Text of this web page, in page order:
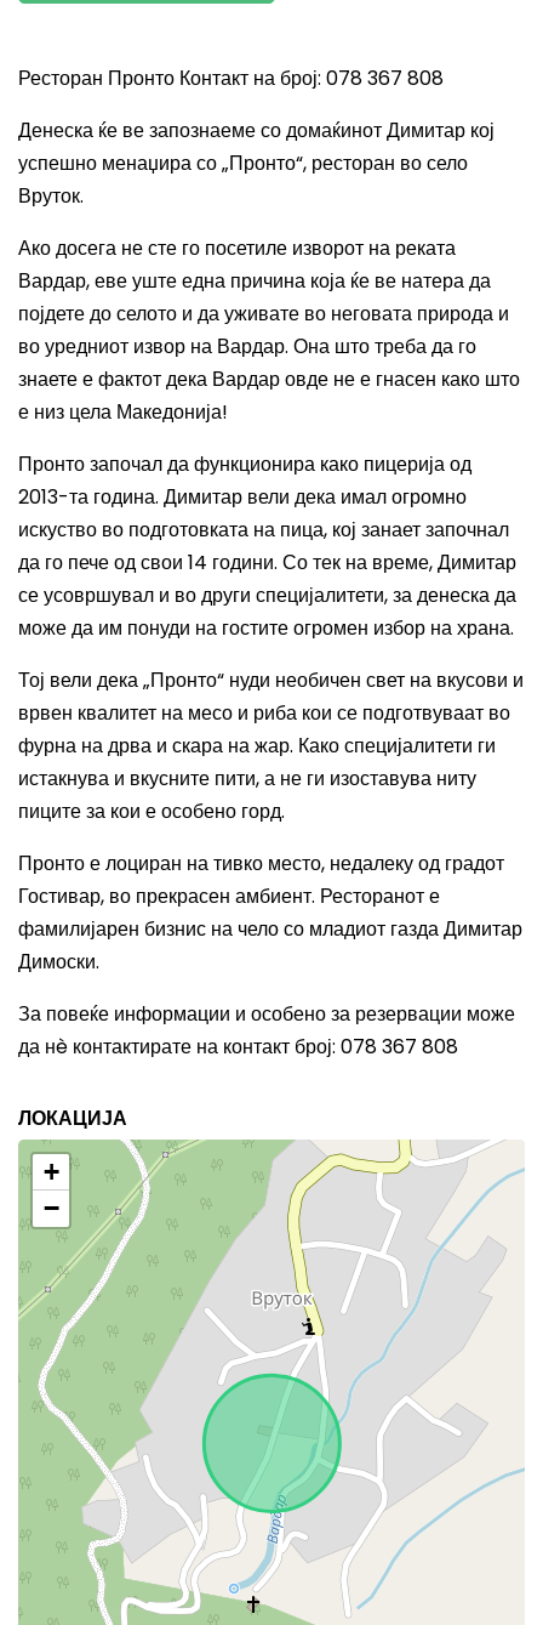
Ресторан Пронто Контакт на број: 078 367 808
Денеска ќе ве запознаеме со домаќинот Димитар кој
успешно менаџира со „Пронто“, ресторан во село
Вруток.
Ако досега не сте го посетиле изворот на реката
Вардар, еве уште една причина која ќе ве натера да
појдете до селото и да уживате во неговата природа и
во уредниот извор на Вардар. Она што треба да го
знаете е фактот дека Вардар овде не е гнасен како што
е низ цела Македонија!
Пронто започал да функционира како пицерија од
2013-та година. Димитар вели дека имал огромно
искуство во подготовката на пица, кој занает започнал
да го пече од свои 14 години. Со тек на време, Димитар
се усовршувал и во други специјалитети, за денеска да
може да им понуди на гостите огромен избор на храна.
Тој вели дека „Пронто“ нуди необичен свет на вкусови и
врвен квалитет на месо и риба кои се подготвуваат во
фурна на дрва и скара на жар. Како специјалитети ги
истакнува и вкусните пити, а не ги изоставува ниту
пиците за кои е особено горд.
Пронто е лоциран на тивко место, недалеку од градот
Гостивар, во прекрасен амбиент. Ресторанот е
фамилијарен бизнис на чело со младиот газда Димитар
Димоски.
За повеќе информации и особено за резервации може
да нè контактирате на контакт број: 078 367 808
ЛОКАЦИЈА
+
−